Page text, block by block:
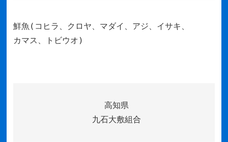
鮮魚(コヒラ、クロヤ、マダイ、アジ、イサキ、
カマス、トビウオ)
高知県
九石大敷組合